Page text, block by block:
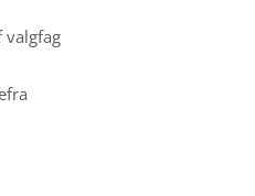
valgfag